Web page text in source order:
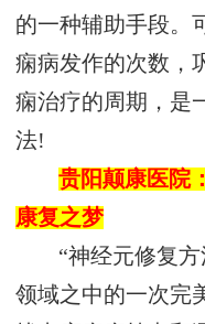
的一种辅助手段。
痫病发作的次数，
痫治疗的周期，是
法!
贵阳颠康医院
康复之梦
“神经元修复
领域之中的一次完